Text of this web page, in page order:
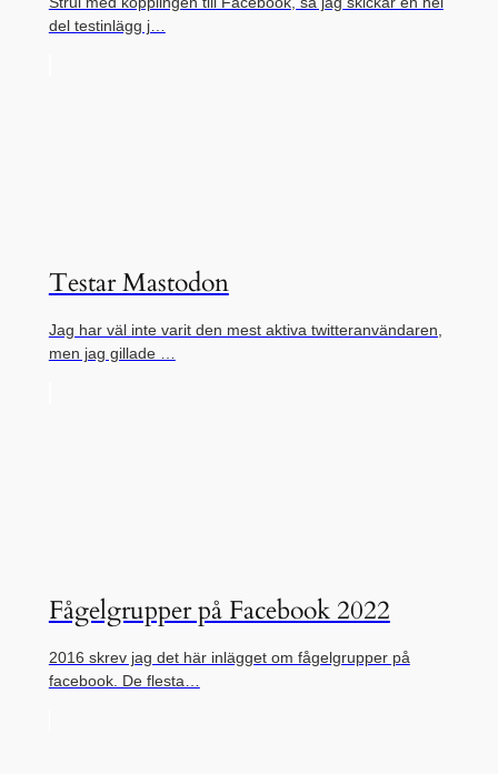
del testinlägg j…
Testar Mastodon
Jag har väl inte varit den mest aktiva twitteranvändaren,
men jag gillade …
Fågelgrupper på Facebook 2022
2016 skrev jag det här inlägget om fågelgrupper på
facebook. De flesta…